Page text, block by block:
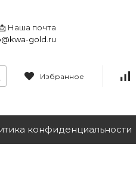
Наша почта
gold.ru
Избранное
конфиденциальности